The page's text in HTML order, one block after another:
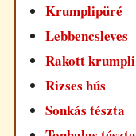
Krumplipüré
Lebbencsleves
Rakott krumpli
Rizses hús
Sonkás tészta